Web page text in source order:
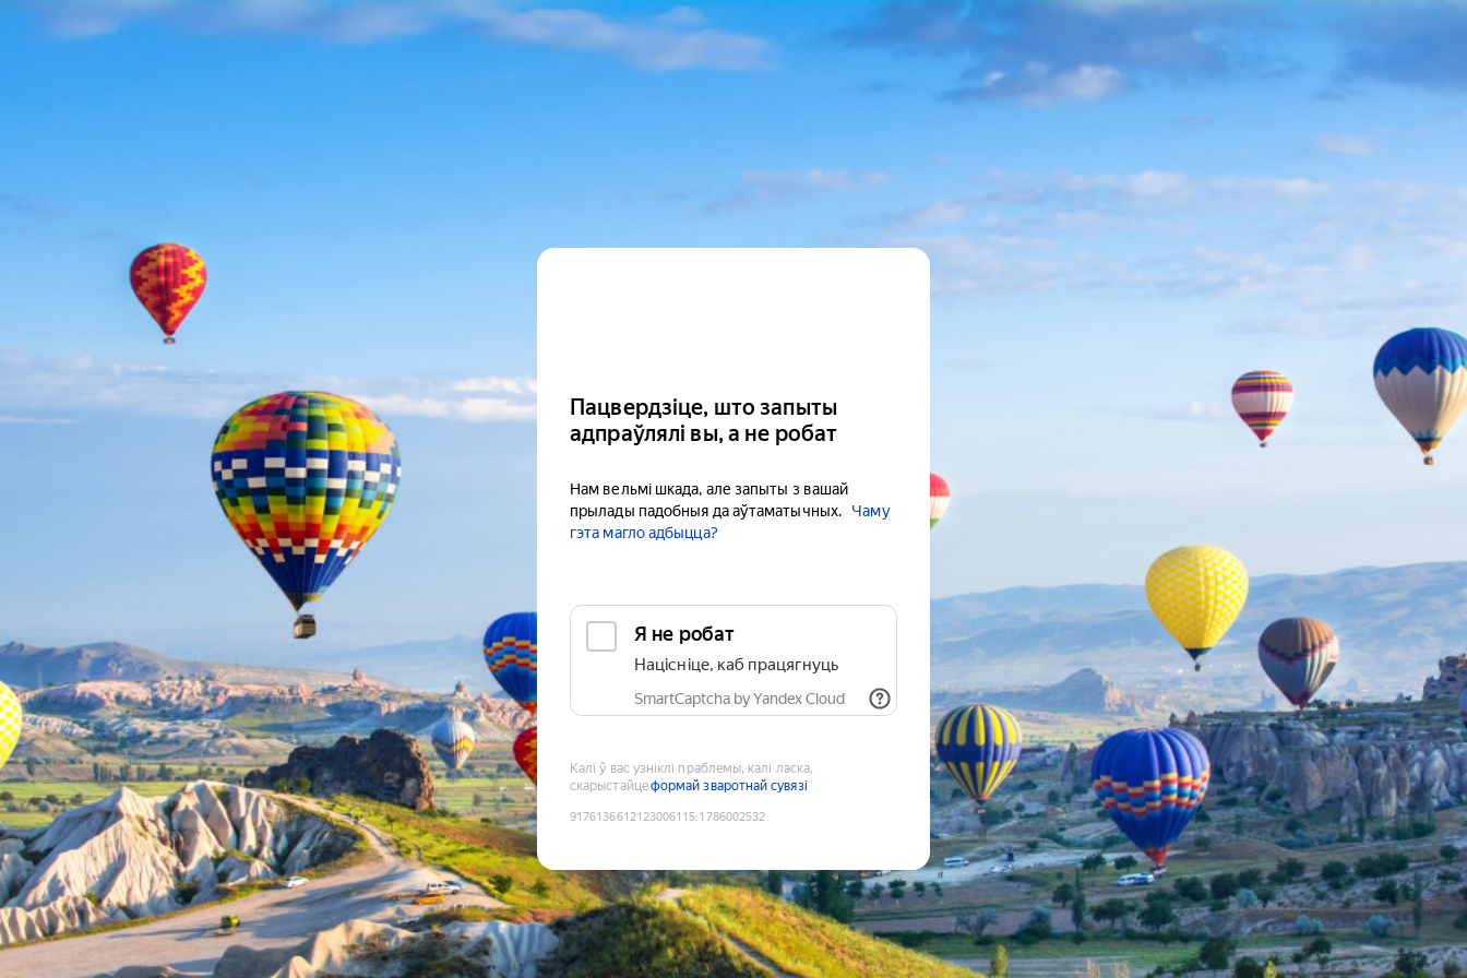
Пацвердзіце, што запыты
адпраўлялі вы, а не робат
Нам вельмі шкада, але запыты з вашай
прылады падобныя да аўтаматычных.
Чаму
гэта магло адбыцца?
Я не робат
Націсніце, каб працягнуць
SmartCaptcha by Yandex Cloud
Калі ў вас узніклі праблемы, калі ласка,
скарыстайцеформай зваротнай сувязі
9176136612123006115:1786002532